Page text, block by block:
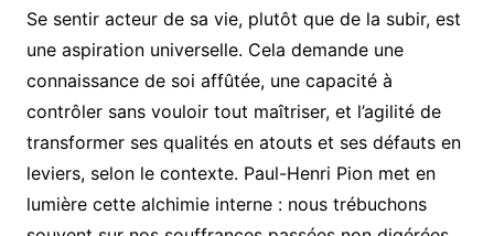
Se sentir acteur de sa vie, plutôt que de la subir, est
une aspiration universelle. Cela demande une
connaissance de soi affûtée, une capacité à
contrôler sans vouloir tout maîtriser, et l’agilité de
transformer ses qualités en atouts et ses défauts en
leviers, selon le contexte. Paul-Henri Pion met en
lumière cette alchimie interne : nous trébuchons